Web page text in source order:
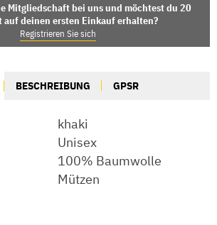
Mitgliedschaft bei uns und möchtest du 20
auf deinen ersten Einkauf erhalten?
Registrieren Sie sich
BESCHREIBUNG GPSR
khaki
Unisex
100% Baumwolle
Mützen